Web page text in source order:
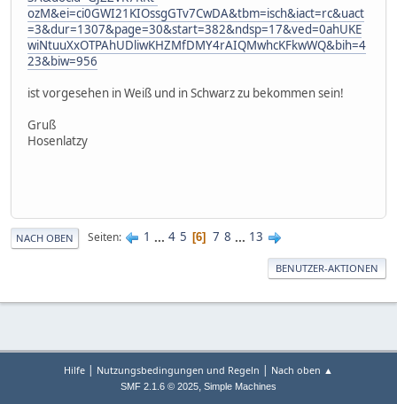
ozM&ei=ci0GWI21KIOssgGTv7CwDA&tbm=isch&iact=rc&uact
=3&dur=1307&page=30&start=382&ndsp=17&ved=0ahUKE
wiNtuuXxOTPAhUDliwKHZMfDMY4rAIQMwhcKFkwWQ&bih=4
23&biw=956
ist vorgesehen in Weiß und in Schwarz zu bekommen sein!
Gruß
Hosenlatzy
NACH OBEN Seiten 1 ... 4 5 6 7 8 ... 13
BENUTZER-AKTIONEN
Hilfe | Nutzungsbedingungen und Regeln | Nach oben ▲
SMF 2.1.6 © 2025, Simple Machines